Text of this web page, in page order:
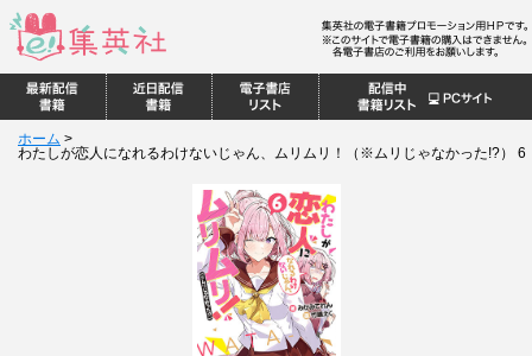
ホーム >
わたしが恋人になれるわけないじゃん、ムリムリ！（※ムリじゃなかった!?） 6